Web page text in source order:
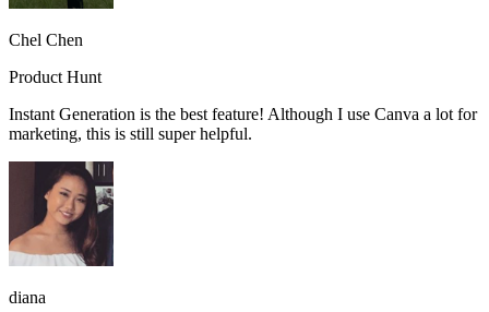
Chel Chen
Product Hunt
Instant Generation is the best feature! Although I use Canva a lot for
marketing, this is still super helpful.
diana